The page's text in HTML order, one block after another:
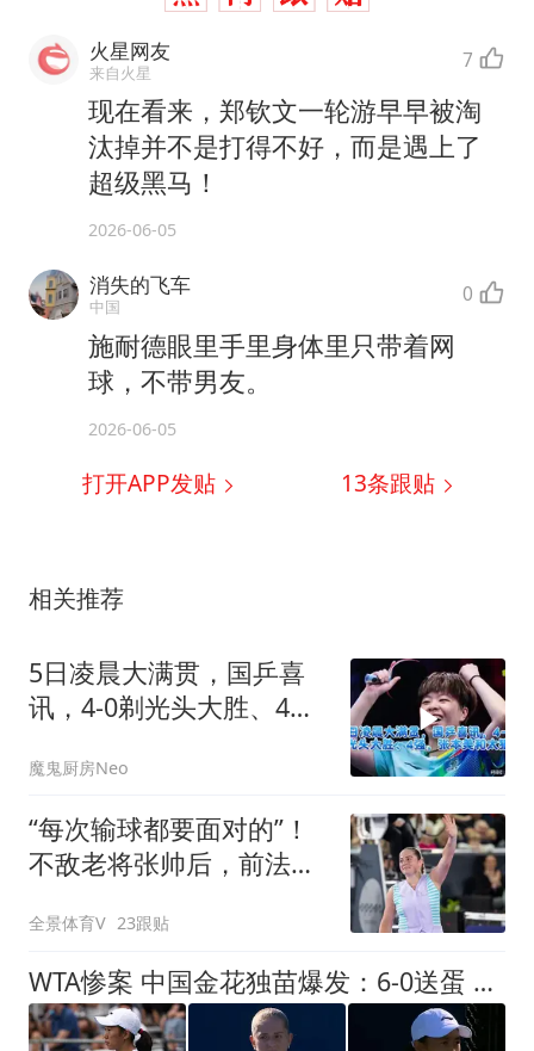
火星网友
来自火星 7
现在看来，郑钦文一轮游早早被淘
汰掉并不是打得不好，而是遇上了
超级黑马！
2026-06-05
消失的飞车
中国 0
施耐德眼里手里身体里只带着网
球，不带男友。
2026-06-05
打开APP发贴 13条跟贴
相关推荐
5日凌晨大满贯，国乒喜
讯，4-0剃光头大胜、4
魔鬼厨房Neo
“每次输球都要面对的”！
不敌老将张帅后，前法网
全景体育V 23跟贴
WTA惨案 中国金花独苗爆发：6-0送蛋 4-0法网冠军 37岁老将晋级32强